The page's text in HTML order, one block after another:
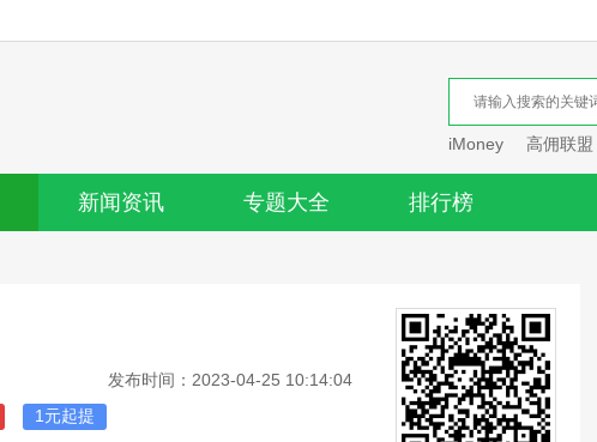
iMoney 高佣联盟
新闻资讯 专题大全 排行榜
发布时间：2023-04-25 10:14:04
1元起提